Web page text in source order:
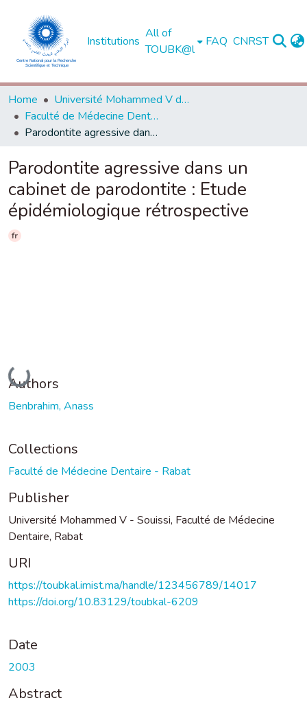
Institutions
All of
TOUBK@l
FAQ CNRST
Home
Université Mohammed V de Rabat
Faculté de Médecine Dentaire - Rabat
Parodontite agressive dans un cabinet de parodontite : Etude épidémiologique rétrospective
Parodontite agressive dans un
cabinet de parodontite : Etude
épidémiologique rétrospective
fr
Loading...
Authors
Benbrahim, Anass
Collections
Faculté de Médecine Dentaire - Rabat
Publisher
Université Mohammed V - Souissi, Faculté de Médecine
Dentaire, Rabat
URI
https://toubkal.imist.ma/handle/123456789/14017
https://doi.org/10.83129/toubkal-6209
Date
2003
Abstract